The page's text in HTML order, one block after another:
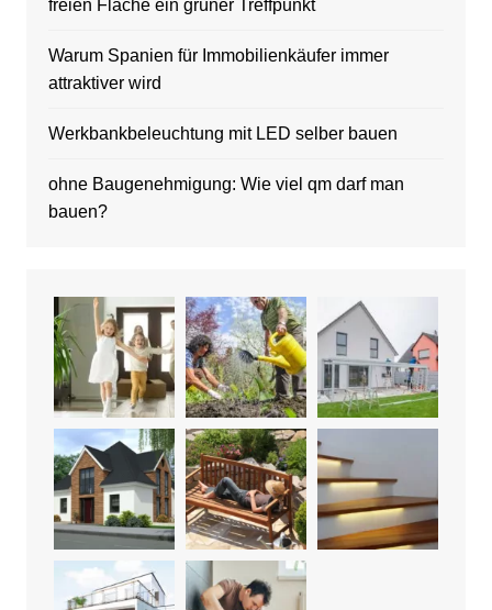
freien Fläche ein grüner Treffpunkt
Warum Spanien für Immobilienkäufer immer
attraktiver wird
Werkbankbeleuchtung mit LED selber bauen
ohne Baugenehmigung: Wie viel qm darf man
bauen?